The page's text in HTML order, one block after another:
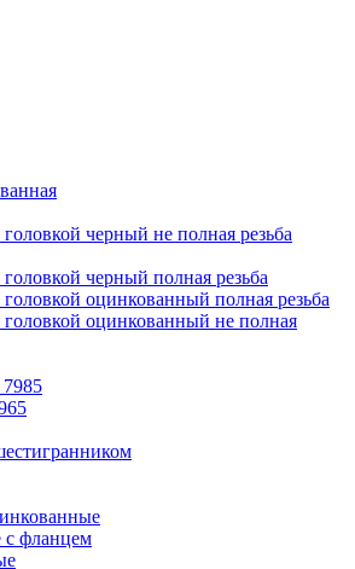
черный не полная резьба
черный полная резьба
оцинкованный полная резьба
оцинкованный не полная
с фланцем